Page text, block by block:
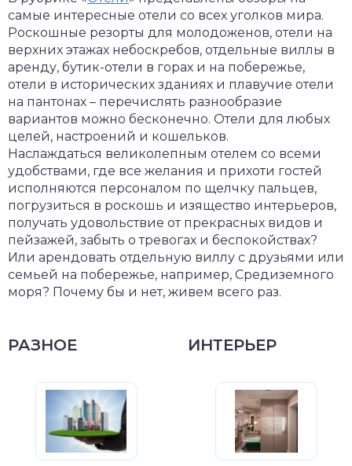
самые интересные отели со всех уголков мира.
Роскошные резорты для молодоженов, отели на
верхних этажах небоскребов, отдельные виллы в
аренду, бутик-отели в горах и на побережье,
отели в исторических зданиях и плавучие отели
на пантонах – перечислять разнообразие
вариантов можно бесконечно. Отели для любых
целей, настроений и кошельков.
Наслаждаться великолепным отелем со всеми
удобствами, где все желания и прихоти гостей
исполняются персоналом по щелчку пальцев,
погрузиться в роскошь и изящество интерьеров,
получать удовольствие от прекрасных видов и
пейзажей, забыть о тревогах и беспокойствах?
Или арендовать отдельную виллу с друзьями или
семьей на побережье, например, Средиземного
моря? Почему бы и нет, живем всего раз.
РАЗНОЕ ИНТЕРЬЕР